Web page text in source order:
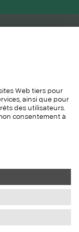
des données
Newsletter